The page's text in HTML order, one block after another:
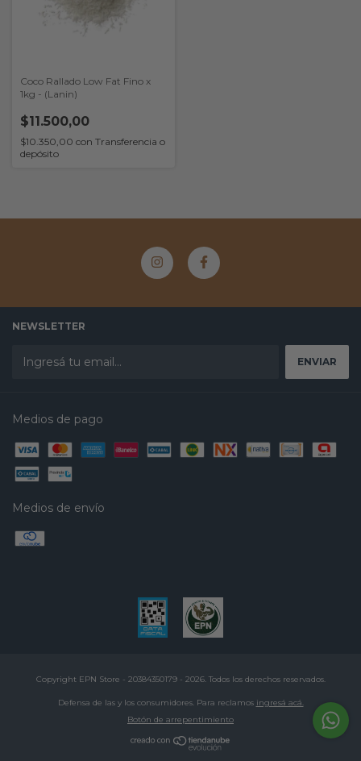
Coco Rallado Low Fat Fino x
1kg - (Lanin)
$11.500,00
$10.350,00 con Transferencia o
depósito
NEWSLETTER
Medios de pago
Medios de envío
Copyright EPN Store - 20384350179 - 2026. Todos los derechos reservados.
Defensa de las y los consumidores. Para reclamos ingresá acá.
Botón de arrepentimiento